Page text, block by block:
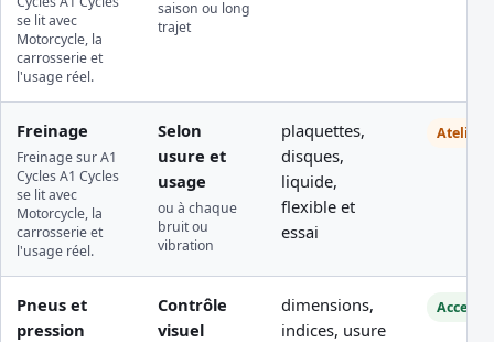
se lit avec
Motorcycle, la
carrosserie et
l'usage réel.
saison ou long
trajet
Freinage
Freinage sur A1
Cycles A1 Cycles
se lit avec
Motorcycle, la
carrosserie et
l'usage réel.
Selon
usure et
usage
ou à chaque
bruit ou
vibration
plaquettes,
disques,
liquide,
flexible et
essai
Atelier
Pneus et
pression
Contrôle
visuel
dimensions,
indices, usure